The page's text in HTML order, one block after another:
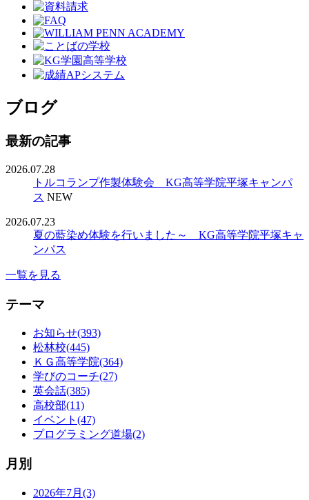
ブログ
最新の記事
2026.07.28
トルコランプ作製体験会 KG高等学院平塚キャンパ
ス NEW
2026.07.23
夏の藍染め体験を行いました～ KG高等学院平塚キャ
ンパス
一覧を見る
テーマ
お知らせ(393)
松林校(445)
ＫＧ高等学院(364)
学びのコーチ(27)
英会話(385)
高校部(11)
イベント(47)
プログラミング道場(2)
月別
2026年7月(3)